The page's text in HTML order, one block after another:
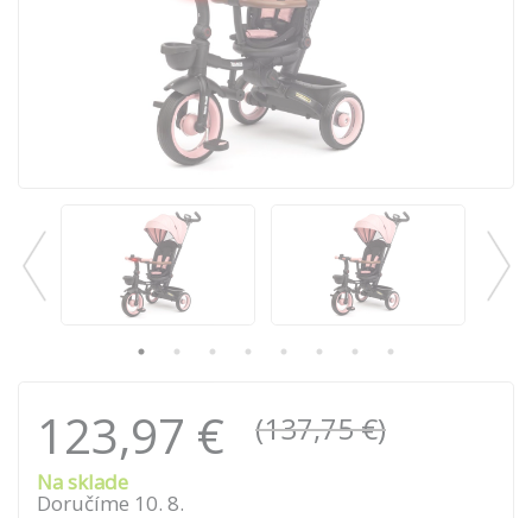
123,97 € (137,75 €)
Na sklade
Doručíme 10. 8.